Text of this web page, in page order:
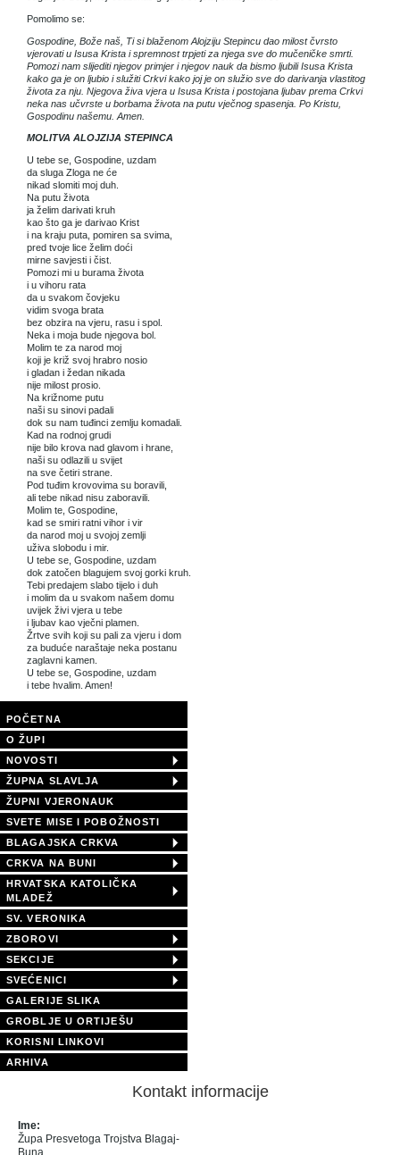
Pomolimo se:
Gospodine, Bože naš, Ti si blaženom Alojziju Stepincu dao milost čvrsto
vjerovati u Isusa Krista i spremnost trpjeti za njega sve do mučeničke smrti.
Pomozi nam slijediti njegov primjer i njegov nauk da bismo ljubili Isusa Krista
kako ga je on ljubio i služiti Crkvi kako joj je on služio sve do darivanja vlastitog
života za nju. Njegova živa vjera u Isusa Krista i postojana ljubav prema Crkvi
neka nas učvrste u borbama života na putu vječnog spasenja. Po Kristu,
Gospodinu našemu. Amen.
MOLITVA ALOJZIJA STEPINCA
U tebe se, Gospodine, uzdam
da sluga Zloga ne će
nikad slomiti moj duh.
Na putu života
ja želim darivati kruh
kao što ga je darivao Krist
i na kraju puta, pomiren sa svima,
pred tvoje lice želim doći
mirne savjesti i čist.
Pomozi mi u burama života
i u vihoru rata
da u svakom čovjeku
vidim svoga brata
bez obzira na vjeru, rasu i spol.
Neka i moja bude njegova bol.
Molim te za narod moj
koji je križ svoj hrabro nosio
i gladan i žedan nikada
nije milost prosio.
Na križnome putu
naši su sinovi padali
dok su nam tuđinci zemlju komadali.
Kad na rodnoj grudi
nije bilo krova nad glavom i hrane,
naši su odlazili u svijet
na sve četiri strane.
Pod tuđim krovovima su boravili,
ali tebe nikad nisu zaboravili.
Molim te, Gospodine,
kad se smiri ratni vihor i vir
da narod moj u svojoj zemlji
uživa slobodu i mir.
U tebe se, Gospodine, uzdam
dok zatočen blagujem svoj gorki kruh.
Tebi predajem slabo tijelo i duh
i molim da u svakom našem domu
uvijek živi vjera u tebe
i ljubav kao vječni plamen.
Žrtve svih koji su pali za vjeru i dom
za buduće naraštaje neka postanu
zaglavni kamen.
U tebe se, Gospodine, uzdam
i tebe hvalim. Amen!
POČETNA
O ŽUPI
NOVOSTI
ŽUPNA SLAVLJA
ŽUPNI VJERONAUK
SVETE MISE I POBOŽNOSTI
BLAGAJSKA CRKVA
CRKVA NA BUNI
HRVATSKA KATOLIČKA
MLADEŽ
SV. VERONIKA
ZBOROVI
SEKCIJE
SVEĆENICI
GALERIJE SLIKA
GROBLJE U ORTIJEŠU
KORISNI LINKOVI
ARHIVA
Kontakt informacije
Ime:
Župa Presvetoga Trojstva Blagaj-
Buna